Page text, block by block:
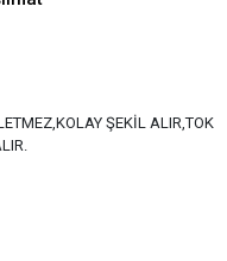
ŞEKİL ALIR,TOK